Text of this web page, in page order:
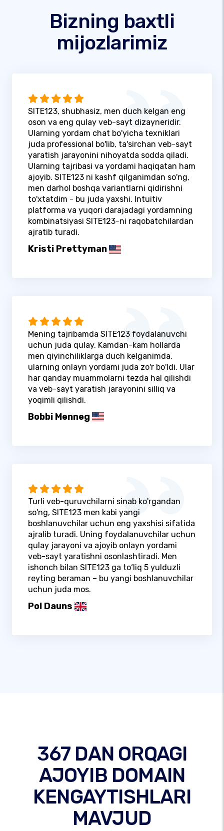
Bizning baxtli
mijozlarimiz
SITE123, shubhasiz, men duch kelgan eng
oson va eng qulay veb-sayt dizayneridir.
Ularning yordam chat bo'yicha texniklari
juda professional bo'lib, ta'sirchan veb-sayt
yaratish jarayonini nihoyatda sodda qiladi.
Ularning tajribasi va yordami haqiqatan ham
ajoyib. SITE123 ni kashf qilganimdan so'ng,
men darhol boshqa variantlarni qidirishni
to'xtatdim - bu juda yaxshi. Intuitiv
platforma va yuqori darajadagi yordamning
kombinatsiyasi SITE123-ni raqobatchilardan
ajratib turadi.
Kristi Prettyman
Mening tajribamda SITE123 foydalanuvchi
uchun juda qulay. Kamdan-kam hollarda
men qiyinchiliklarga duch kelganimda,
ularning onlayn yordami juda zo'r bo'ldi. Ular
har qanday muammolarni tezda hal qilishdi
va veb-sayt yaratish jarayonini silliq va
yoqimli qilishdi.
Bobbi Menneg
Turli veb-quruvchilarni sinab ko'rgandan
so'ng, SITE123 men kabi yangi
boshlanuvchilar uchun eng yaxshisi sifatida
ajralib turadi. Uning foydalanuvchilar uchun
qulay jarayoni va ajoyib onlayn yordami
veb-sayt yaratishni osonlashtiradi. Men
ishonch bilan SITE123 ga to‘liq 5 yulduzli
reyting beraman – bu yangi boshlanuvchilar
uchun juda mos.
Pol Dauns
367 DAN ORQAGI
AJOYIB DOMAIN
KENGAYTISHLARI
MAVJUD